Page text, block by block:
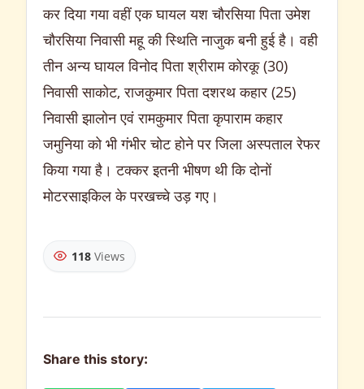
कर दिया गया वहीं एक घायल यश चौरसिया पिता उमेश
चौरसिया निवासी महू की स्थिति नाजुक बनी हुई है। वही
तीन अन्य घायल विनोद पिता श्रीराम कोरकू (30)
निवासी साकोट, राजकुमार पिता दशरथ कहार (25)
निवासी झालोन एवं रामकुमार पिता कृपाराम कहार
जमुनिया को भी गंभीर चोट होने पर जिला अस्पताल रेफर
किया गया है। टक्कर इतनी भीषण थी कि दोनों
मोटरसाइकिल के परखच्चे उड़ गए।
118 Views
Share this story: